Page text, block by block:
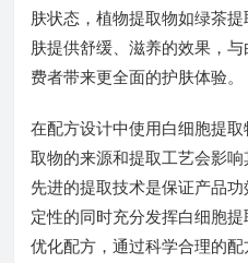
肤状态，植物提取物如绿茶
肤提供舒缓、滋养的效果，
费者带来更全面的护肤体验。
在配方设计中使用白细胞提
取物的来源和提取工艺会影
先进的提取技术是保证产品
定性的同时充分发挥白细胞
优化配方，通过科学合理的